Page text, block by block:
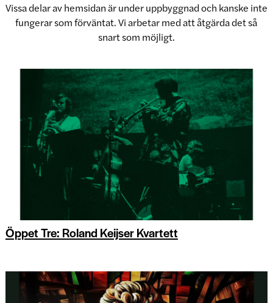
Vissa delar av hemsidan är under uppbyggnad och kanske inte
fungerar som förväntat. Vi arbetar med att åtgärda det så
snart som möjligt.
Öppet Tre: Roland Keijser Kvartett